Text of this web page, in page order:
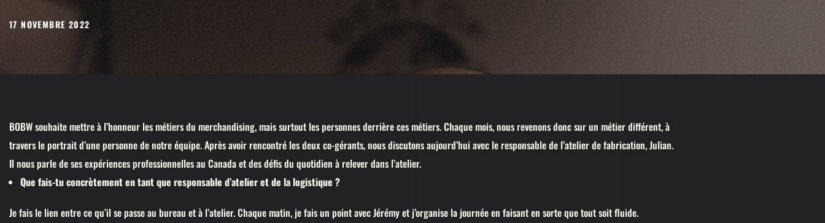
17 NOVEMBRE 2022
BOBW souhaite mettre à l’honneur les métiers du merchandising, mais surtout les personnes derrière ces métiers. Chaque mois, nous revenons donc sur un métier différent, à
travers le portrait d’une personne de notre équipe. Après avoir rencontré les deux co-gérants, nous discutons aujourd’hui avec le responsable de l’atelier de fabrication, Julian.
Il nous parle de ses expériences professionnelles au Canada et des défis du quotidien à relever dans l’atelier.
Que fais-tu concrètement en tant que responsable d’atelier et de la logistique ?
Je fais le lien entre ce qu’il se passe au bureau et à l’atelier. Chaque matin, je fais un point avec Jérémy et j’organise la journée en faisant en sorte que tout soit fluide.